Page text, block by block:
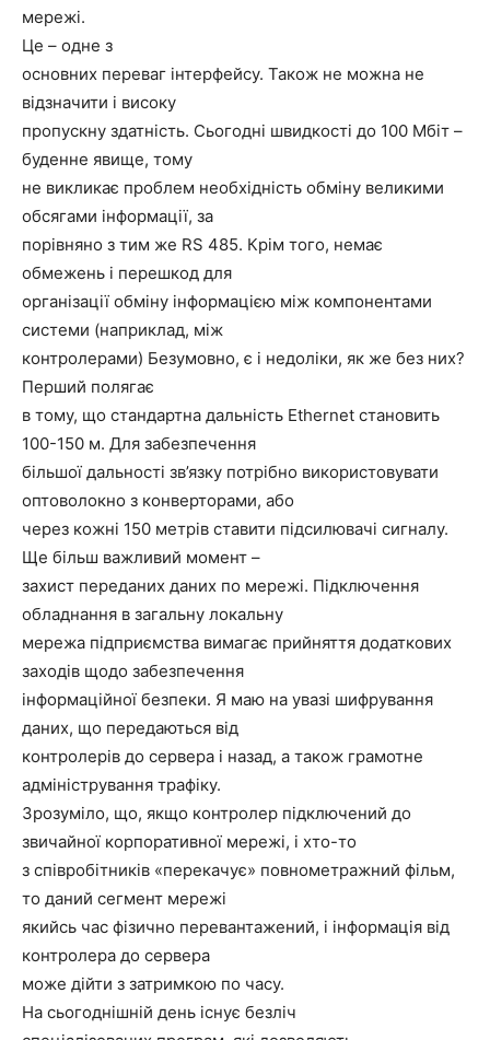
мережі.
Це – одне з
основних переваг інтерфейсу. Також не можна не
відзначити і високу
пропускну здатність. Сьогодні швидкості до 100 Мбіт –
буденне явище, тому
не викликає проблем необхідність обміну великими
обсягами інформації, за
порівняно з тим же RS 485. Крім того, немає
обмежень і перешкод для
організації обміну інформацією між компонентами
системи (наприклад, між
контролерами) Безумовно, є і недоліки, як же без них?
Перший полягає
в тому, що стандартна дальність Ethernet становить
100-150 м. Для забезпечення
більшої дальності зв’язку потрібно використовувати
оптоволокно з конверторами, або
через кожні 150 метрів ставити підсилювачі сигналу.
Ще більш важливий момент –
захист переданих даних по мережі. Підключення
обладнання в загальну локальну
мережа підприємства вимагає прийняття додаткових
заходів щодо забезпечення
інформаційної безпеки. Я маю на увазі шифрування
даних, що передаються від
контролерів до сервера і назад, а також грамотне
адміністрування трафіку.
Зрозуміло, що, якщо контролер підключений до
звичайної корпоративної мережі, і хто-то
з співробітників «перекачує» повнометражний фільм,
то даний сегмент мережі
якийсь час фізично перевантажений, і інформація від
контролера до сервера
може дійти з затримкою по часу.
На сьогоднішній день існує безліч